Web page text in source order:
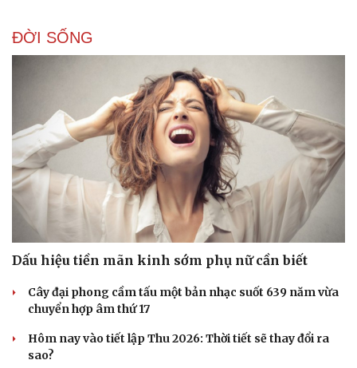
ĐỜI SỐNG
Dấu hiệu tiền mãn kinh sớm phụ nữ cần biết
Cây đại phong cầm tấu một bản nhạc suốt 639 năm vừa
chuyển hợp âm thứ 17
Hôm nay vào tiết lập Thu 2026: Thời tiết sẽ thay đổi ra
sao?